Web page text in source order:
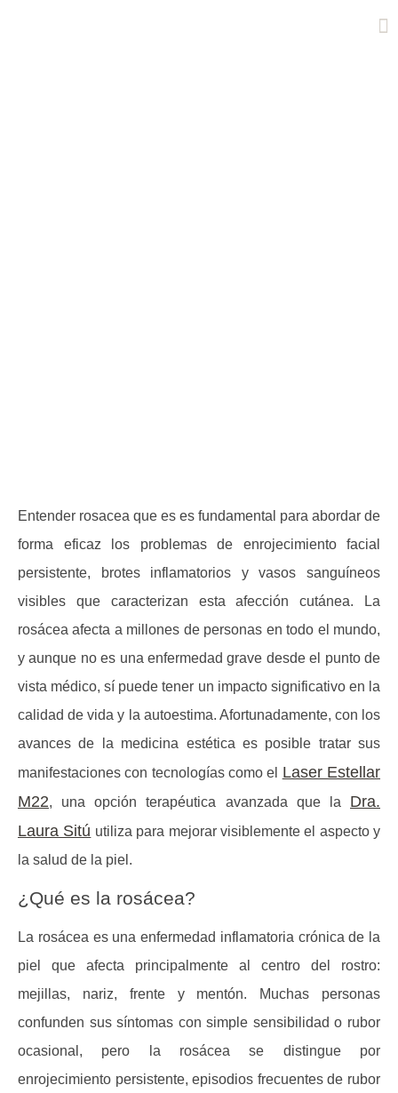
Entender rosacea que es es fundamental para abordar de
forma eficaz los problemas de enrojecimiento facial
persistente, brotes inflamatorios y vasos sanguíneos
visibles que caracterizan esta afección cutánea. La
rosácea afecta a millones de personas en todo el mundo,
y aunque no es una enfermedad grave desde el punto de
vista médico, sí puede tener un impacto significativo en la
calidad de vida y la autoestima. Afortunadamente, con los
avances de la medicina estética es posible tratar sus
manifestaciones con tecnologías como el Laser Estellar
M22, una opción terapéutica avanzada que la Dra.
Laura Sitú utiliza para mejorar visiblemente el aspecto y
la salud de la piel.
¿Qué es la rosácea?
La rosácea es una enfermedad inflamatoria crónica de la
piel que afecta principalmente al centro del rostro:
mejillas, nariz, frente y mentón. Muchas personas
confunden sus síntomas con simple sensibilidad o rubor
ocasional, pero la rosácea se distingue por
enrojecimiento persistente, episodios frecuentes de rubor